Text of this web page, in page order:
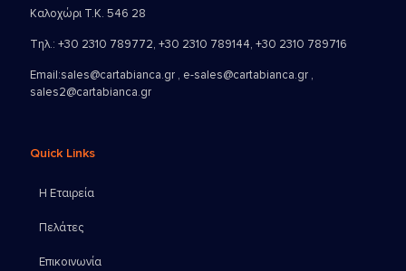
Καλοχώρι Τ.Κ. 546 28
Τηλ.: +30 2310 789772, +30 2310 789144, +30 2310 789716
Email:sales@cartabianca.gr , e-sales@cartabianca.gr ,
sales2@cartabianca.gr
Quick Links
Η Εταιρεία
Πελάτες
Επικοινωνία